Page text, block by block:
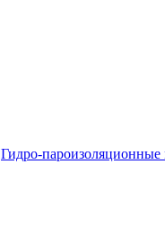
Гидро-